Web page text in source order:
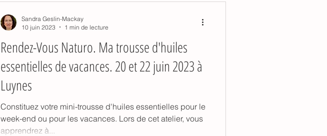
Rendez-Vous Naturo. Ma trousse d'huiles
essentielles de vacances. 20 et 22 juin 2023 à
Luynes
Constituez votre mini-trousse d'huiles essentielles pour le
week-end ou pour les vacances. Lors de cet atelier, vous
apprendrez à...
Sandra Geslin-Mackay
10 juin 2023
1 min de lecture